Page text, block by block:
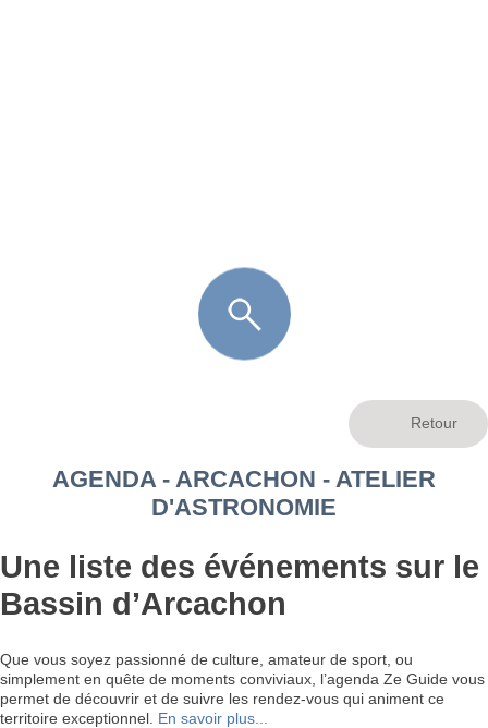
AGENDA - ARCACHON - ATELIER
D'ASTRONOMIE
Une liste des événements sur le
Bassin d’Arcachon
Que vous soyez passionné de culture, amateur de sport, ou
simplement en quête de moments conviviaux, l’agenda Ze Guide vous
permet de découvrir et de suivre les rendez-vous qui animent ce
territoire exceptionnel. En savoir plus...